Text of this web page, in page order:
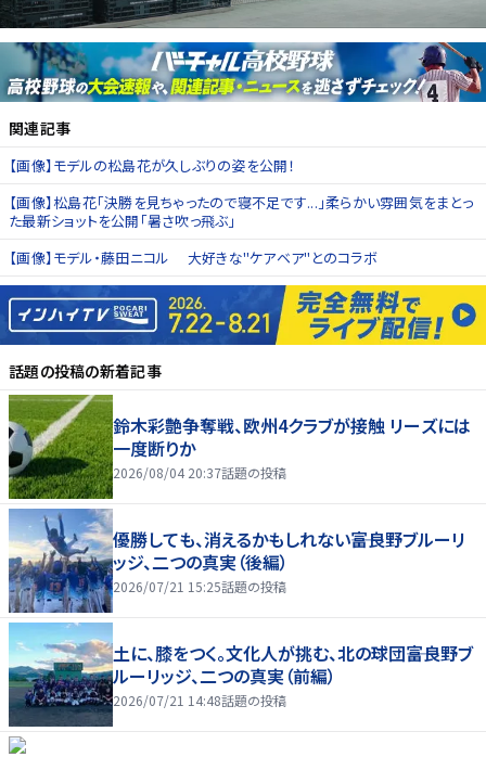
関連記事
【画像】モデルの松島花が久しぶりの姿を公開！
【画像】松島花「決勝を見ちゃったので寝不足です...」柔らかい雰囲気をまとっ
た最新ショットを公開「暑さ吹っ飛ぶ」
【画像】モデル・藤田ニコル 大好きな"ケアベア"とのコラボ
話題の投稿の新着記事
鈴木彩艶争奪戦、欧州4クラブが接触 リーズには
一度断りか
2026/08/04 20:37話題の投稿
優勝しても、消えるかもしれない――富良野ブルーリ
ッジ、二つの真実（後編）
2026/07/21 15:25話題の投稿
土に、膝をつく。文化人が挑む、北の球団――富良野ブ
ルーリッジ、二つの真実（前編）
2026/07/21 14:48話題の投稿